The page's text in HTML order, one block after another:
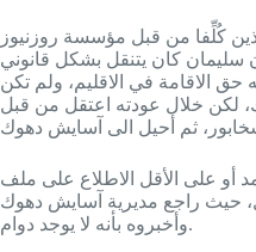
كُلِّفا من قبل مؤسسة روزنيوز
سليمان كان يتنقل بشكل قانوني
حق الاقامة في الاقليم، ولم تكن
لكن خلال عودته اعتقل من قبل
أو على الأقل الاطلاع على ملف
24 كانون الأول، حيث راجع مديرية آسايش دهوك
وأخبروه بأنه لا يوجد دوام.